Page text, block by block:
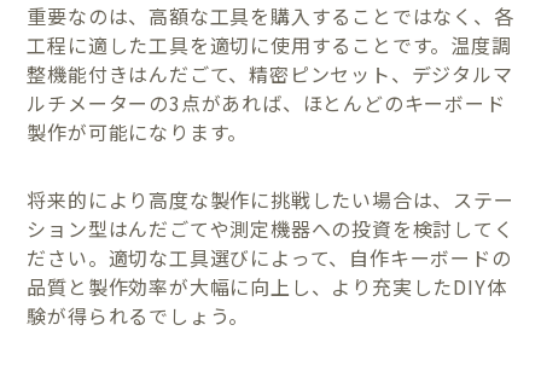
重要なのは、高額な工具を購入することではなく、各
工程に適した工具を適切に使用することです。温度調
整機能付きはんだごて、精密ピンセット、デジタルマ
ルチメーターの3点があれば、ほとんどのキーボード
製作が可能になります。
将来的により高度な製作に挑戦したい場合は、ステー
ション型はんだごてや測定機器への投資を検討してく
ださい。適切な工具選びによって、自作キーボードの
品質と製作効率が大幅に向上し、より充実したDIY体
験が得られるでしょう。